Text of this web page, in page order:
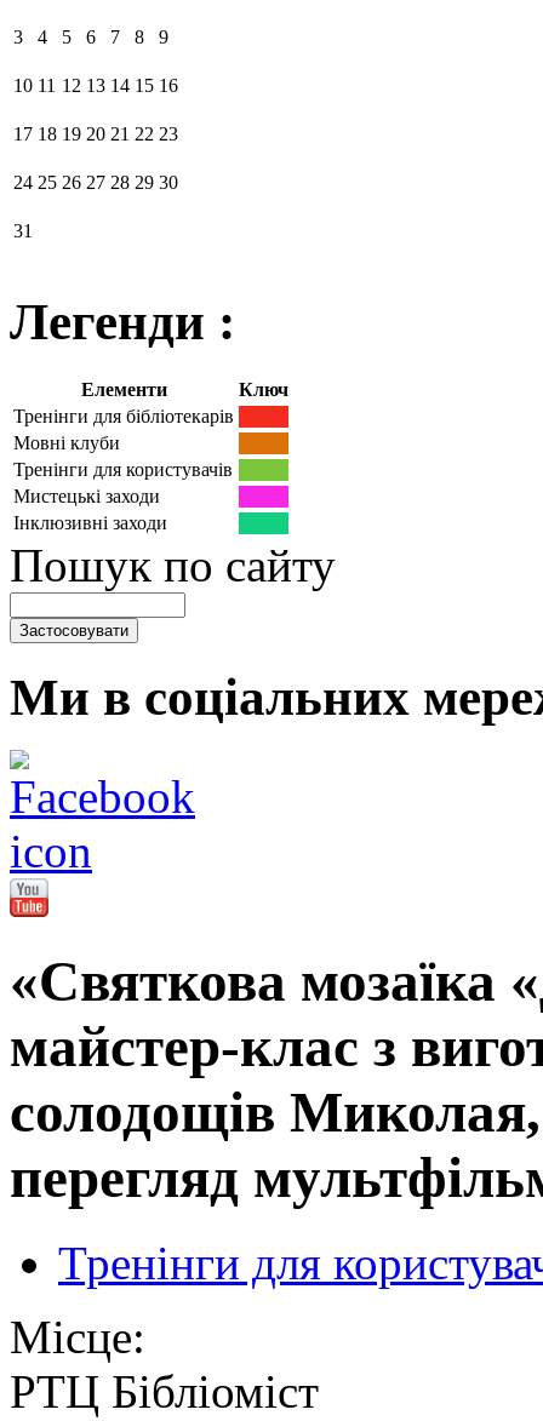
3 4 5 6 7 8 9
10 11 12 13 14 15 16
17 18 19 20 21 22 23
24 25 26 27 28 29 30
31
Легенди :
Елементи
Ключ
Тренінги для бібліотекарів
Мовні клуби
Тренінги для користувачів
Мистецькі заходи
Інклюзивні заходи
Пошук по сайту
Ми в соціальних
«Святкова мозаїка
майстер-клас з
солодощів
перегляд
Тренінги для
Місце:
РТЦ Бібліоміст